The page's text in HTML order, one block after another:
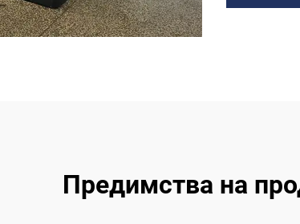
Предимства на